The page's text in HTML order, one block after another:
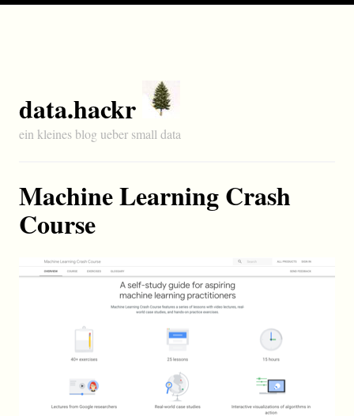
data.hackr
ein kleines blog ueber small data
Machine Learning Crash
Course